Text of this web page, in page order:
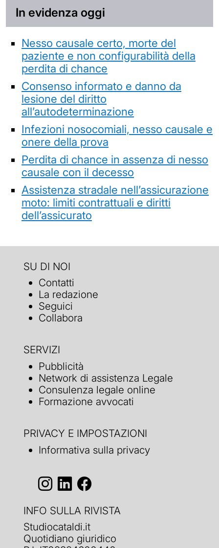
In evidenza oggi
Nesso causale certo, morte del
paziente e non configurabilità della
perdita di chance
Consenso informato e danno da
lesione del diritto
all’autodeterminazione
Infezioni nosocomiali, nesso causale e
onere della prova
Perdita di chance in assenza di nesso
causale con il decesso
Assistenza stradale nell’assicurazione
moto: limiti contrattuali e diritti
dell’assicurato
SU DI NOI
Contatti
La redazione
Seguici
Collabora
SERVIZI
Pubblicità
Network di assistenza Legale
Consulenza legale online
Formazione avvocati
PRIVACY E IMPOSTAZIONI
Informativa sulla privacy
INFO SULLA RIVISTA
Studiocataldi.it
Quotidiano giuridico